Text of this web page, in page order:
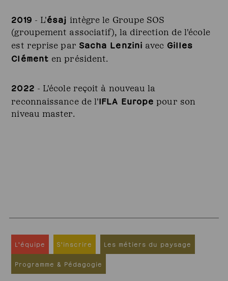
2019 - L'ésaj intègre le Groupe SOS
(groupement associatif), la direction de l'école
est reprise par Sacha Lenzini avec Gilles
Clément en président.
2022 - L'école reçoit à nouveau la
reconnaissance de l'IFLA Europe pour son
niveau master.
L'équipe S'inscrire Les métiers du paysage
Programme & Pédagogie